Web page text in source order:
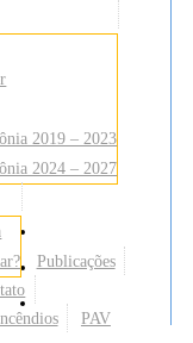
Sites
2019 – 2023
2024 – 2027
Publicações
PAV